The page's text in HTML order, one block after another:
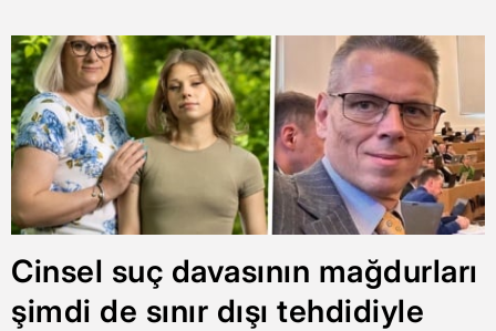
Cinsel suç davasının mağdurları
şimdi de sınır dışı tehdidiyle